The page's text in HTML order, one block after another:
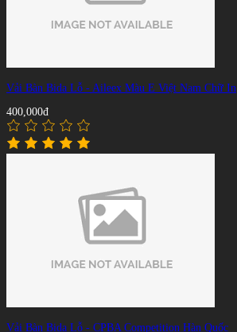
Vải Bàn Bida Lỗ - Aileex Màu E Việt Nam Chữ In
400,000đ
Vải Bàn Bida Lỗ - CPBA Competition Hàn Quốc